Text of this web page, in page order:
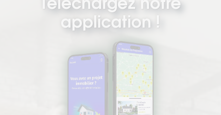
Téléchargez notre
application !